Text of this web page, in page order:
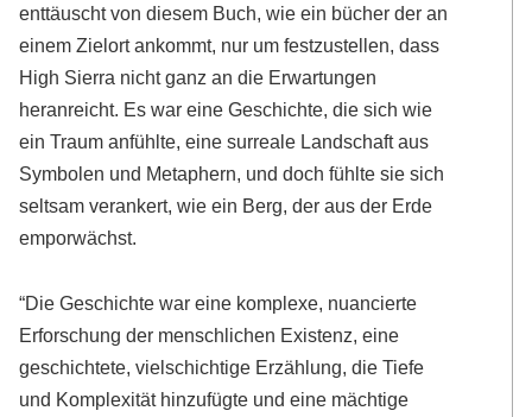
enttäuscht von diesem Buch, wie ein bücher der an
einem Zielort ankommt, nur um festzustellen, dass
High Sierra nicht ganz an die Erwartungen
heranreicht. Es war eine Geschichte, die sich wie
ein Traum anfühlte, eine surreale Landschaft aus
Symbolen und Metaphern, und doch fühlte sie sich
seltsam verankert, wie ein Berg, der aus der Erde
emporwächst.
“Die Geschichte war eine komplexe, nuancierte
Erforschung der menschlichen Existenz, eine
geschichtete, vielschichtige Erzählung, die Tiefe
und Komplexität hinzufügte und eine mächtige